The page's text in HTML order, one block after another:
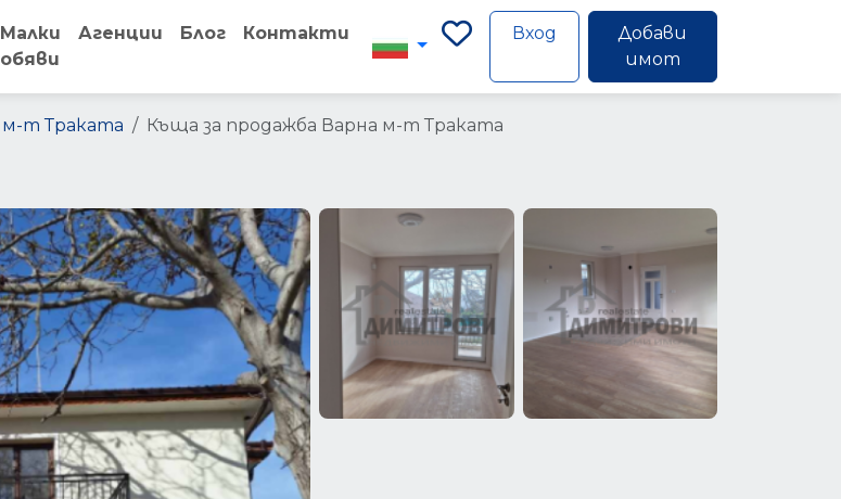
Малки
обяви
Агенции Блог Контакти Вход
Добави
имот
м-т Траката Къща за продажба Варна м-т Траката